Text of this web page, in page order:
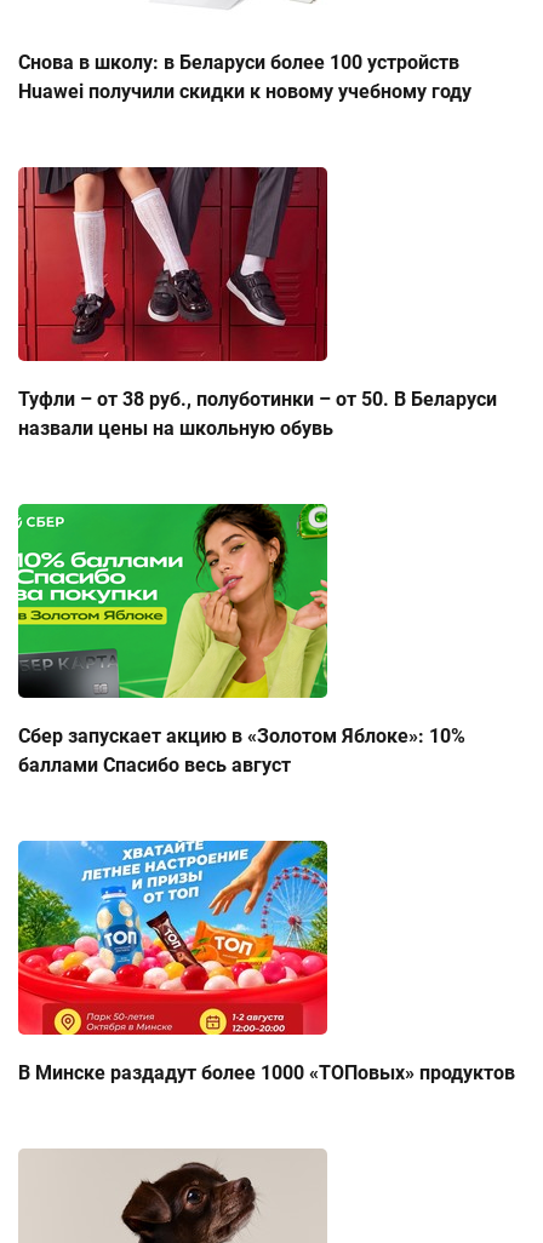
Снова в школу: в Беларуси более 100 устройств
Huawei получили скидки к новому учебному году
Туфли – от 38 руб., полуботинки – от 50. В Беларуси
назвали цены на школьную обувь
Сбер запускает акцию в «Золотом Яблоке»: 10%
баллами Спасибо весь август
В Минске раздадут более 1000 «ТОПовых» продуктов